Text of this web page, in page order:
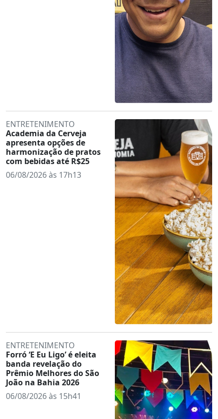
ENTRETENIMENTO
Academia da Cerveja
apresenta opções de
harmonização de pratos
com bebidas até R$25
06/08/2026 às 17h13
ENTRETENIMENTO
Forró ‘E Eu Ligo’ é eleita
banda revelação do
Prêmio Melhores do São
João na Bahia 2026
06/08/2026 às 15h41